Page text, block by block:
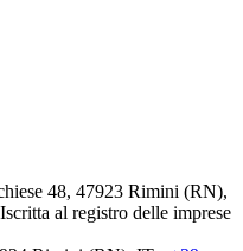
48, 47923 Rimini (RN),
al registro delle imprese